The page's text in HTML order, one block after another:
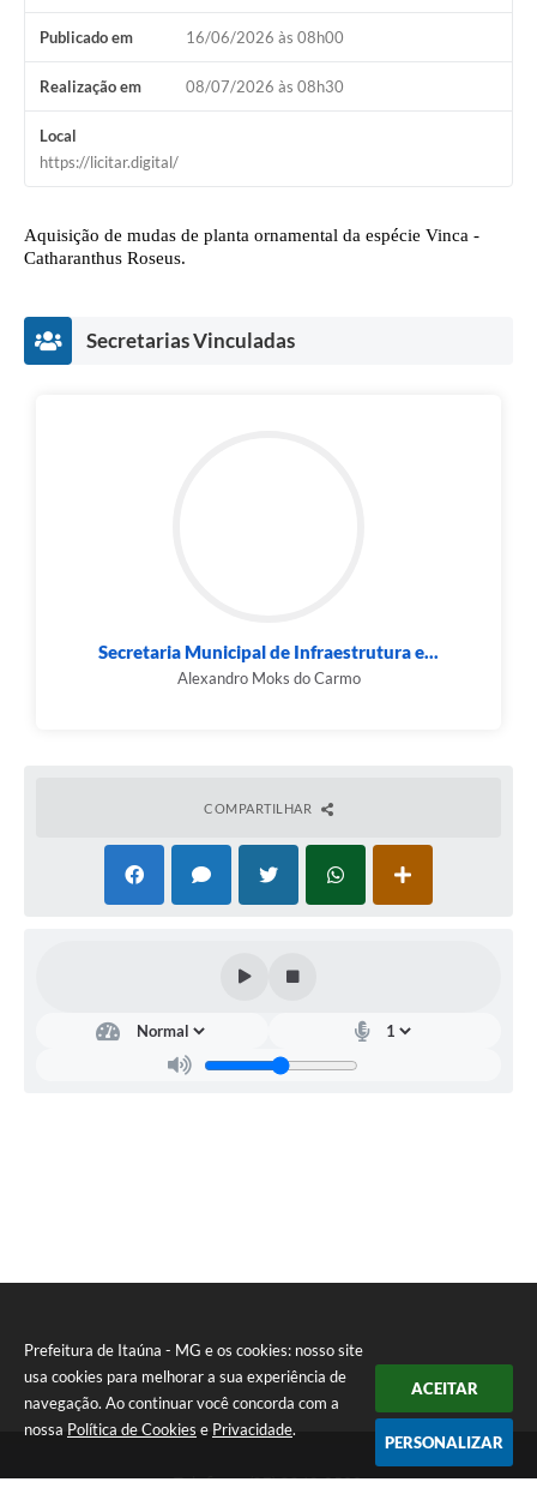
Prefeitura de Itaúna - MG e os cookies: nosso site
usa cookies para melhorar a sua experiência de
navegação. Ao continuar você concorda com a
nossa Política de Cookies e Privacidade.
ACEITAR
PERSONALIZAR
Publicado em 16/06/2026 às 08h00
Realização em 08/07/2026 às 08h30
Local
https://licitar.digital/
Aquisição de mudas de planta ornamental da espécie Vinca -
Catharanthus Roseus.
Secretarias Vinculadas
Secretaria Municipal de Infraestrutura e...
Alexandro Moks do Carmo
COMPARTILHAR
Telefone: (37) 3249-9500